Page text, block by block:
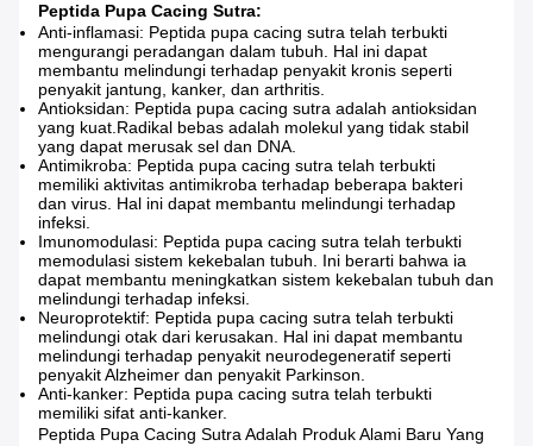
Peptida Pupa Cacing Sutra:
Anti-inflamasi: Peptida pupa cacing sutra telah terbukti
mengurangi peradangan dalam tubuh. Hal ini dapat
membantu melindungi terhadap penyakit kronis seperti
penyakit jantung, kanker, dan arthritis.
Antioksidan: Peptida pupa cacing sutra adalah antioksidan
yang kuat.Radikal bebas adalah molekul yang tidak stabil
yang dapat merusak sel dan DNA.
Antimikroba: Peptida pupa cacing sutra telah terbukti
memiliki aktivitas antimikroba terhadap beberapa bakteri
dan virus. Hal ini dapat membantu melindungi terhadap
infeksi.
Imunomodulasi: Peptida pupa cacing sutra telah terbukti
memodulasi sistem kekebalan tubuh. Ini berarti bahwa ia
dapat membantu meningkatkan sistem kekebalan tubuh dan
melindungi terhadap infeksi.
Neuroprotektif: Peptida pupa cacing sutra telah terbukti
melindungi otak dari kerusakan. Hal ini dapat membantu
melindungi terhadap penyakit neurodegeneratif seperti
penyakit Alzheimer dan penyakit Parkinson.
Anti-kanker: Peptida pupa cacing sutra telah terbukti
memiliki sifat anti-kanker.
Peptida Pupa Cacing Sutra Adalah Produk Alami Baru Yang